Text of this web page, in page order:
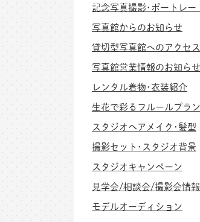
記念写真撮影･ポートレー
写真館からのお知らせ
貸切型写真館へのアクセス
写真館営業情報のお知らせ
レンタル着物･衣装紹介
生花で彩るフルールプラン
スタジオヘアメイク･髪型
撮影セット･スタジオ背景
スタジオキャンペーン
見学会/相談会/撮影会情報
モデルオーディション